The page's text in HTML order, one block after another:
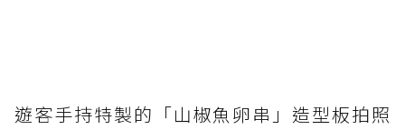
遊客手持特製的「山椒魚卵串」造型板拍照